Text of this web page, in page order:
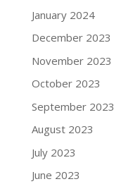
January 2024
December 2023
November 2023
October 2023
September 2023
August 2023
July 2023
June 2023